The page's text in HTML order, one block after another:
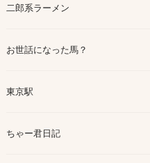
二郎系ラーメン
お世話になった馬？
東京駅
ちゃー君日記